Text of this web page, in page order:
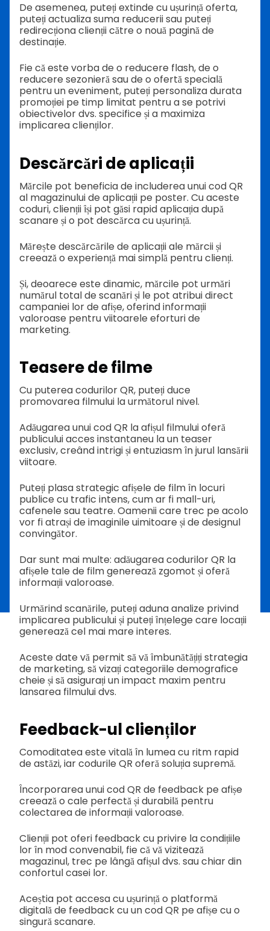
De asemenea, puteți extinde cu ușurință oferta,
puteți actualiza suma reducerii sau puteți
redirecționa clienții către o nouă pagină de
destinație.
Fie că este vorba de o reducere flash, de o
reducere sezonieră sau de o ofertă specială
pentru un eveniment, puteți personaliza durata
promoției pe timp limitat pentru a se potrivi
obiectivelor dvs. specifice și a maximiza
implicarea clienților.
Descărcări de aplicații
Mărcile pot beneficia de includerea unui cod QR
al magazinului de aplicații pe poster. Cu aceste
coduri, clienții își pot găsi rapid aplicația după
scanare și o pot descărca cu ușurință.
Mărește descărcările de aplicații ale mărcii și
creează o experiență mai simplă pentru clienți.
Și, deoarece este dinamic, mărcile pot urmări
numărul total de scanări și le pot atribui direct
campaniei lor de afișe, oferind informații
valoroase pentru viitoarele eforturi de
marketing.
Teasere de filme
Cu puterea codurilor QR, puteți duce
promovarea filmului la următorul nivel.
Adăugarea unui cod QR la afișul filmului oferă
publicului acces instantaneu la un teaser
exclusiv, creând intrigi și entuziasm în jurul lansării
viitoare.
Puteți plasa strategic afișele de film în locuri
publice cu trafic intens, cum ar fi mall-uri,
cafenele sau teatre. Oamenii care trec pe acolo
vor fi atrași de imaginile uimitoare și de designul
convingător.
Dar sunt mai multe: adăugarea codurilor QR la
afișele tale de film generează zgomot și oferă
informații valoroase.
Urmărind scanările, puteți aduna analize privind
implicarea publicului și puteți înțelege care locații
generează cel mai mare interes.
Aceste date vă permit să vă îmbunătățiți strategia
de marketing, să vizați categoriile demografice
cheie și să asigurați un impact maxim pentru
lansarea filmului dvs.
Feedback-ul clienților
Comoditatea este vitală în lumea cu ritm rapid
de astăzi, iar codurile QR oferă soluția supremă.
Încorporarea unui cod QR de feedback pe afișe
creează o cale perfectă și durabilă pentru
colectarea de informații valoroase.
Clienții pot oferi feedback cu privire la condițiile
lor în mod convenabil, fie că vă vizitează
magazinul, trec pe lângă afișul dvs. sau chiar din
confortul casei lor.
Aceștia pot accesa cu ușurință o platformă
digitală de feedback cu un cod QR pe afișe cu o
singură scanare.